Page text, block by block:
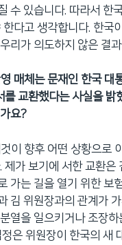
수 있습니다. 따라서 한
다고 생각합니다. 한국
리가 의도하지 않은 결
매체는 문재인 한국 대
를 교환했다는 사실을 밝
요?
이 향후 어떤 상황으로
제가 보기에 서한 교환은
가는 길을 열기 위한 보
김 위원장과의 관계가
열을 일으키거나 조장
은 위원장이 한국의 새